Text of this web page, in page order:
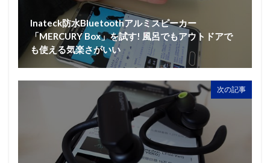
Inateck防水Bluetoothアルミスピーカー
「MERCURY Box」を試す! 風呂でもアウトドアで
も使える気楽さがいい
次の記事